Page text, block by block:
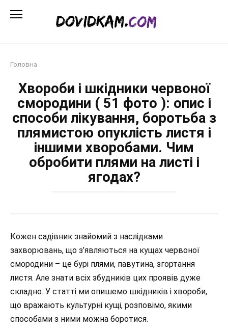
Головна
Хвороби і шкідники червоної
смородини ( 51 фото ): опис і
способи лікування, боротьба з
плямистою опуклість листя і
іншими хворобами. Чим
обробити плями на листі і
ягодах?
Кожен садівник знайомий з наслідками
захворювань, що з’являються на кущах червоної
смородини – це бурі плями, павутина, згортання
листя. Але знати всіх збудників цих проявів дуже
складно. У статті ми опишемо шкідників і хвороби,
що вражають культурні кущі, розповімо, якими
способами з ними можна боротися.